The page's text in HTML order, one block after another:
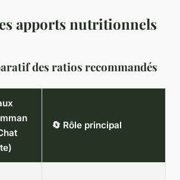
apports nutritionnels
des ratios recommandés
🔄 Rôle principal